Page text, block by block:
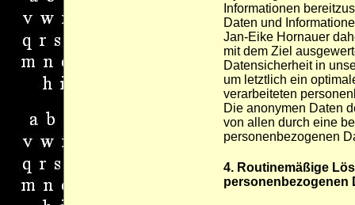
Informationen
Daten und
Jan-Eike Hornauer
mit dem Ziel
Datensicherheit in
um letztlich ein
verarbeiteten
Die anonymen Daten
von allen durch eine
personenbezogenen
4. Routinemäßige
personenbezogenen